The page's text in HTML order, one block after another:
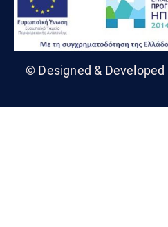
© Designed & Developed